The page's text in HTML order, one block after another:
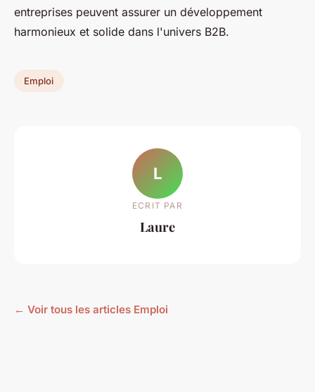
entreprises peuvent assurer un développement
harmonieux et solide dans l'univers B2B.
Emploi
L
ECRIT PAR
Laure
← Voir tous les articles Emploi